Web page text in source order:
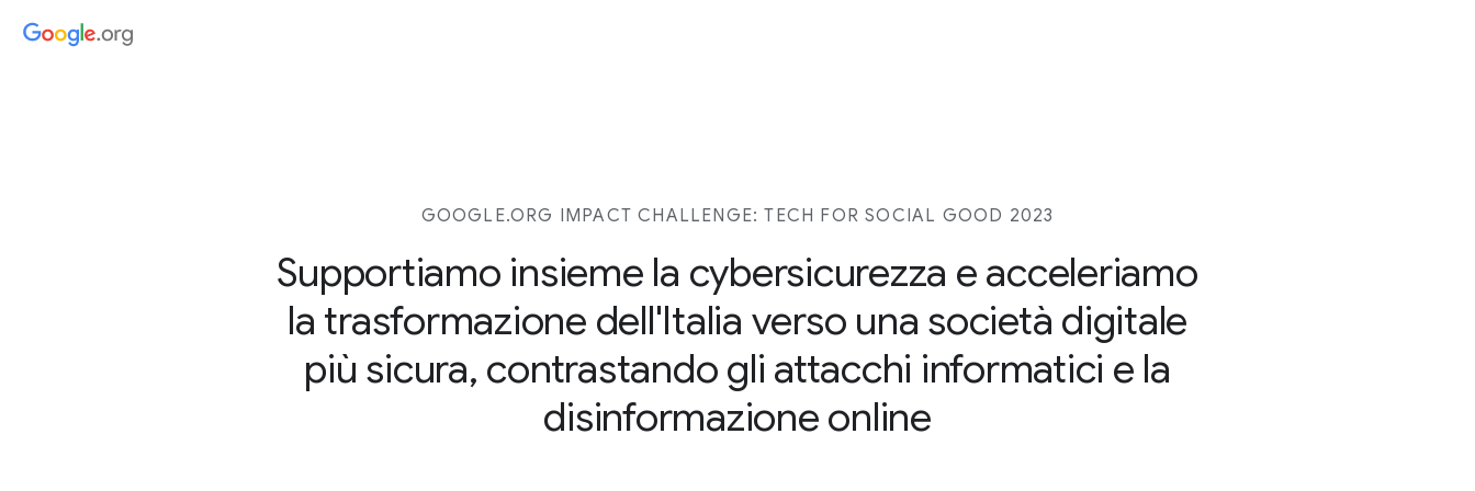
GOOGLE.ORG IMPACT CHALLENGE: TECH FOR SOCIAL GOOD 2023
Supportiamo insieme la cybersicurezza e acceleriamo
la trasformazione dell'Italia verso una società digitale
più sicura, contrastando gli attacchi informatici e la
disinformazione online